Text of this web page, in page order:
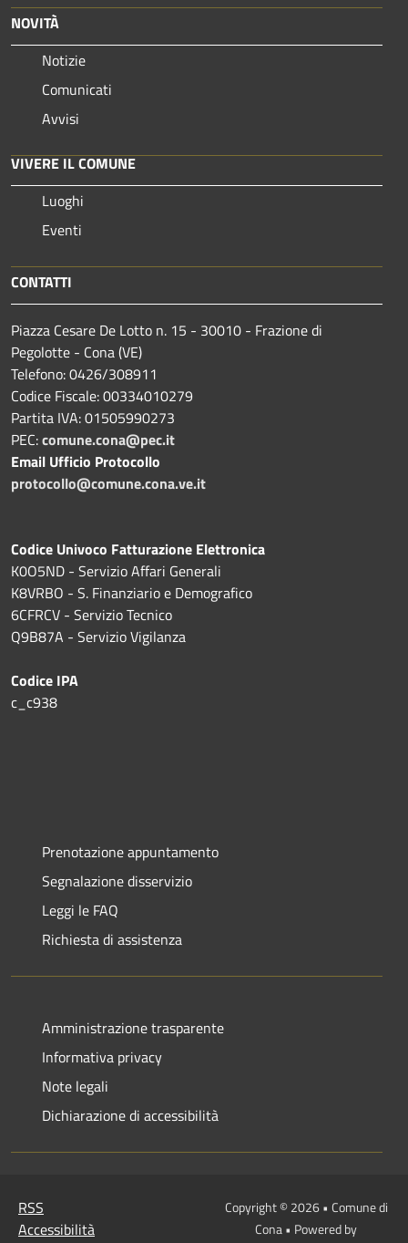
NOVITÀ
Notizie
Comunicati
Avvisi
VIVERE IL COMUNE
Luoghi
Eventi
CONTATTI
Piazza Cesare De Lotto n. 15 - 30010 - Frazione di
Pegolotte - Cona (VE)
Telefono: 0426/308911
Codice Fiscale: 00334010279
Partita IVA: 01505990273
PEC:comune.cona@pec.it
Email Ufficio Protocollo
protocollo@comune.cona.ve.it
Codice Univoco Fatturazione Elettronica
K0O5ND - Servizio Affari Generali
K8VRBO - S. Finanziario e Demografico
6CFRCV - Servizio Tecnico
Q9B87A - Servizio Vigilanza
Codice IPA
c_c938
Prenotazione appuntamento
Segnalazione disservizio
Leggi le FAQ
Richiesta di assistenza
Amministrazione trasparente
Informativa privacy
Note legali
Dichiarazione di accessibilità
RSS
Accessibilità
Copyright © 2026 • Comune di
Cona • Powered by